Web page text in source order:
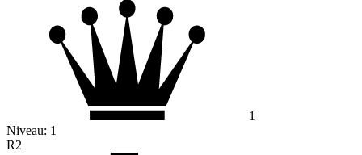
1
Niveau: 1
R2